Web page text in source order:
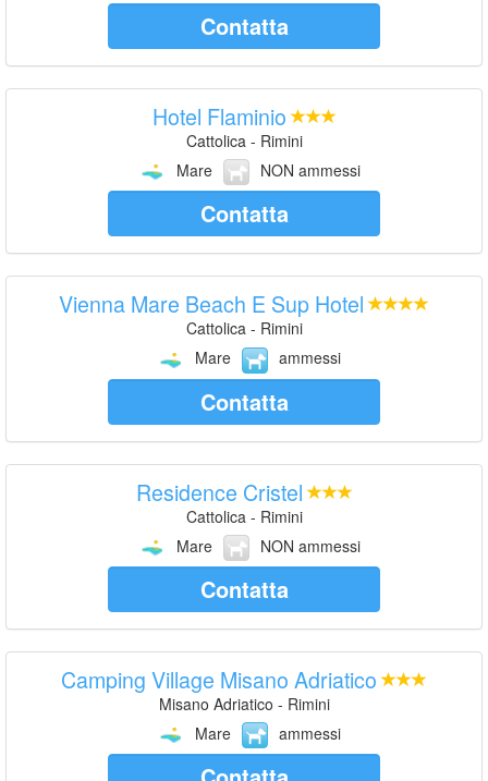
Contatta
Hotel Flaminio
Cattolica - Rimini
Mare
NON ammessi
Contatta
Vienna Mare Beach E Sup Hotel
Cattolica - Rimini
Mare
ammessi
Contatta
Residence Cristel
Cattolica - Rimini
Mare
NON ammessi
Contatta
Camping Village Misano Adriatico
Misano Adriatico - Rimini
Mare
ammessi